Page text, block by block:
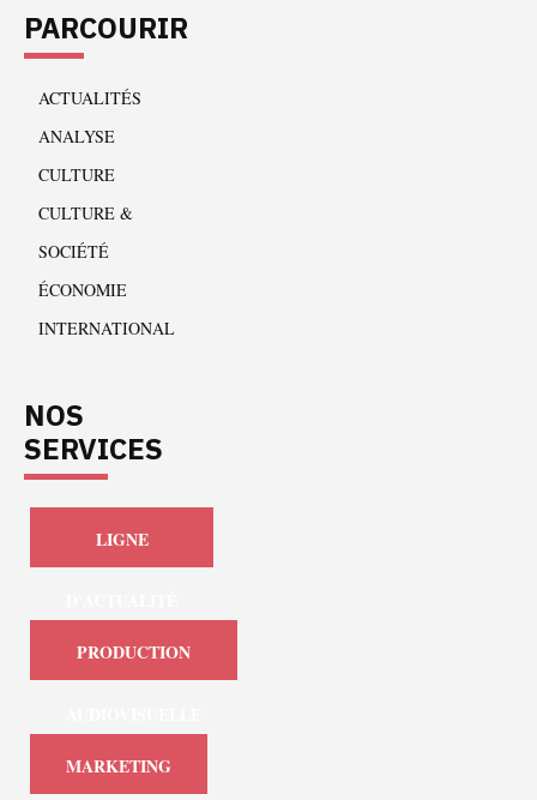
PARCOURIR
ACTUALITÉS
ANALYSE
CULTURE
CULTURE &
SOCIÉTÉ
ÉCONOMIE
INTERNATIONAL
NOS
SERVICES
LIGNE
PRODUCTION
MARKETING